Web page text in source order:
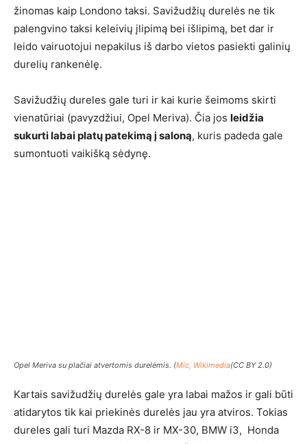
žinomas kaip Londono taksi. Savižudžių durelės ne tik
palengvino taksi keleivių įlipimą bei išlipimą, bet dar ir
leido vairuotojui nepakilus iš darbo vietos pasiekti galinių
durelių rankenėlę.
Savižudžių dureles gale turi ir kai kurie šeimoms skirti
vienatūriai (pavyzdžiui, Opel Meriva). Čia jos leidžia
sukurti labai platų patekimą į saloną, kuris padeda gale
sumontuoti vaikišką sėdynę.
Opel Meriva su plačiai atvertomis durelėmis. (Mic, Wikimedia(CC BY 2.0)
Kartais savižudžių durelės gale yra labai mažos ir gali būti
atidarytos tik kai priekinės durelės jau yra atviros. Tokias
dureles gali turi Mazda RX-8 ir MX-30, BMW i3, Honda